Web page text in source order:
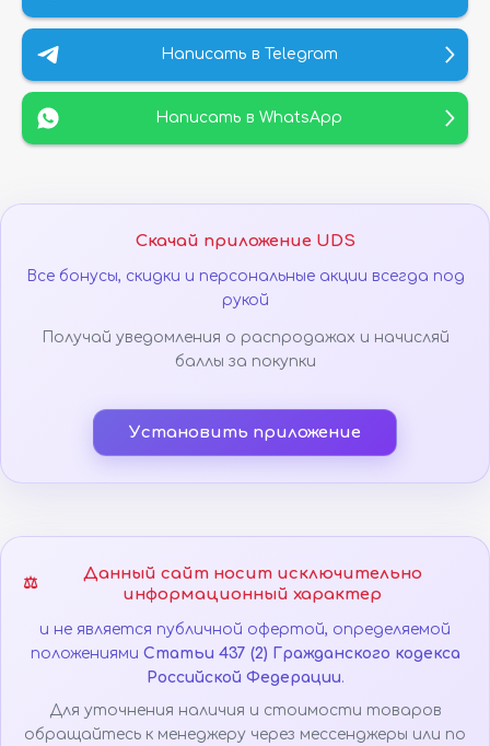
Написать в Telegram
Написать в WhatsApp
Скачай приложение UDS
Все бонусы, скидки и персональные акции всегда под
рукой
Получай уведомления о распродажах и начисляй
баллы за покупки
Установить приложение
⚖️
Данный сайт носит исключительно
информационный характер
и не является публичной офертой, определяемой
положениями Статьи 437 (2) Гражданского кодекса
Российской Федерации.
Для уточнения наличия и стоимости товаров
обращайтесь к менеджеру через мессенджеры или по